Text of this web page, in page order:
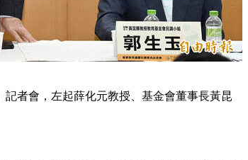
者會，左起薛化元教授、基金會董事長黃昆